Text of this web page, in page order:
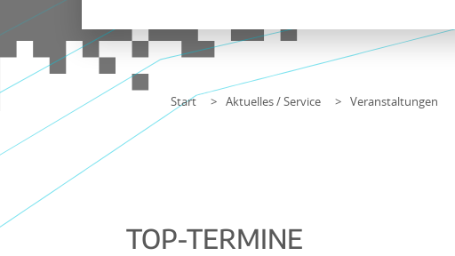
Start Aktuelles / Service Veranstaltungen
TOP-TERMINE